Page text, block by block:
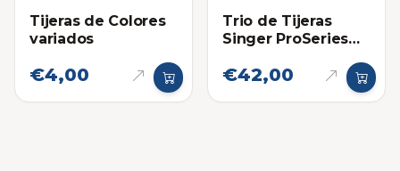
Tijeras de Colores
variados
€4,00
Trio de Tijeras
Singer ProSeries
Costura
€42,00